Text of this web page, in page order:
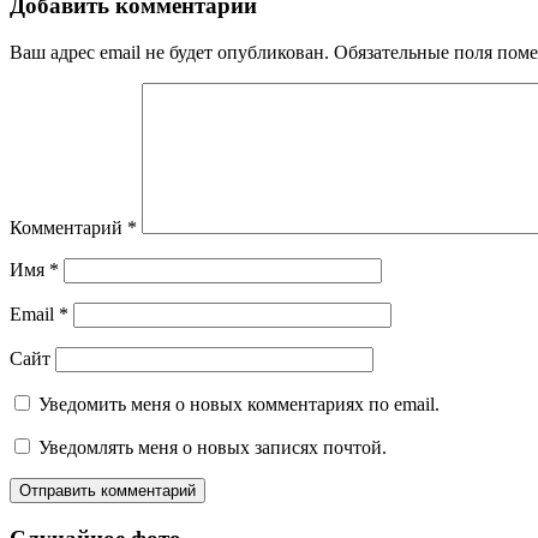
Добавить комментарий
Ваш адрес email не будет опубликован. Обязательные поля
Комментарий *
Имя *
Email *
Сайт
Уведомить меня о новых комментариях по email.
Уведомлять меня о новых записях почтой.